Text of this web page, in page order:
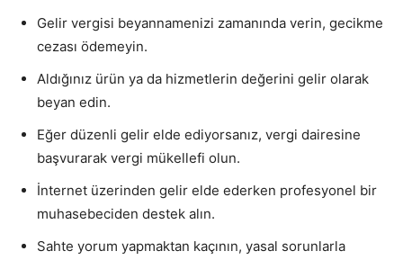
Gelir vergisi beyannamenizi zamanında verin, gecikme
cezası ödemeyin.
Aldığınız ürün ya da hizmetlerin değerini gelir olarak
beyan edin.
Eğer düzenli gelir elde ediyorsanız, vergi dairesine
başvurarak vergi mükellefi olun.
İnternet üzerinden gelir elde ederken profesyonel bir
muhasebeciden destek alın.
Sahte yorum yapmaktan kaçının, yasal sorunlarla